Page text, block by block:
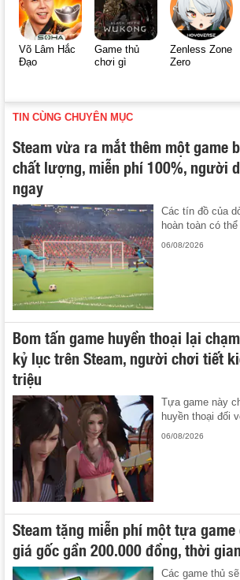
Võ Lâm Hắc
Đạo
Game thủ
chơi gì
Zenless Zone
Zero
TIN CÙNG CHUYÊN MỤC
Steam vừa ra mắt thêm một game
chất lượng, miễn phí 100%, người
ngay
Các tín đồ của
hoàn toàn có
06/08/2026
Bom tấn game huyền thoại lại
kỷ lục trên Steam, người chơi tiết
triệu
Tựa game này
huyền thoại đối
06/08/2026
Steam tặng miễn phí một tựa
giá gốc gần 200.000 đồng, thời
Các game thủ